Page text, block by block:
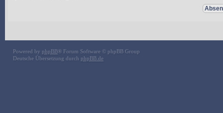
Powered by phpBB® Forum Software © phpBB Group
Deutsche Übersetzung durch phpBB.de